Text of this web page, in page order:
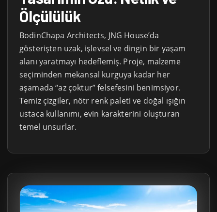
Ölçülülük
BodinChapa Architects, JNG House’da
gösterişten uzak, işlevsel ve dingin bir yaşam
alanı yaratmayı hedeflemiş. Proje, malzeme
seçiminden mekansal kurguya kadar her
aşamada “az çoktur” felsefesini benimsiyor.
Temiz çizgiler, nötr renk paleti ve doğal ışığın
ustaca kullanımı, evin karakterini oluşturan
temel unsurlar.